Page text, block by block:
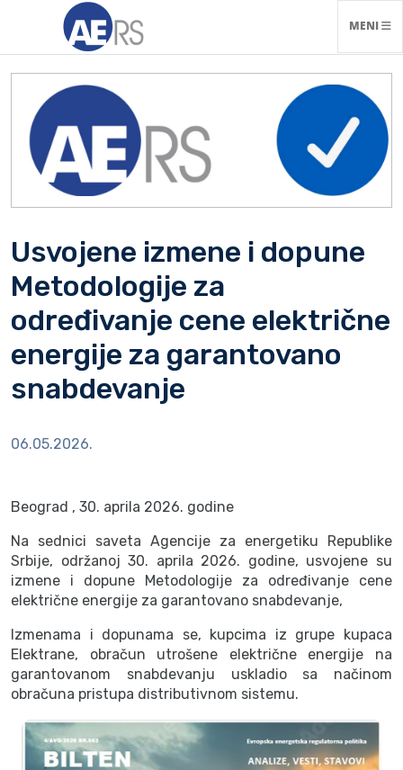
MENI
Usvojene izmene i dopune
Metodologije za
određivanje cene električne
energije za garantovano
snabdevanje
06.05.2026.
Beograd , 30. aprila 2026. godine
Na sednici saveta Agencije za energetiku Republike
Srbije, održanoj 30. aprila 2026. godine, usvojene su
izmene i dopune Metodologije za određivanje cene
električne energije za garantovano snabdevanje,
Izmenama i dopunama se, kupcima iz grupe kupaca
Elektrane, obračun utrošene električne energije na
garantovanom snabdevanju uskladio sa načinom
obračuna pristupa distributivnom sistemu.